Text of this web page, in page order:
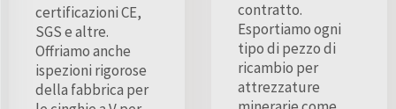
certificazioni CE,
SGS e altre.
Offriamo anche
ispezioni rigorose
della fabbrica per
contratto.
Esportiamo ogni
tipo di pezzo di
ricambio per
attrezzature